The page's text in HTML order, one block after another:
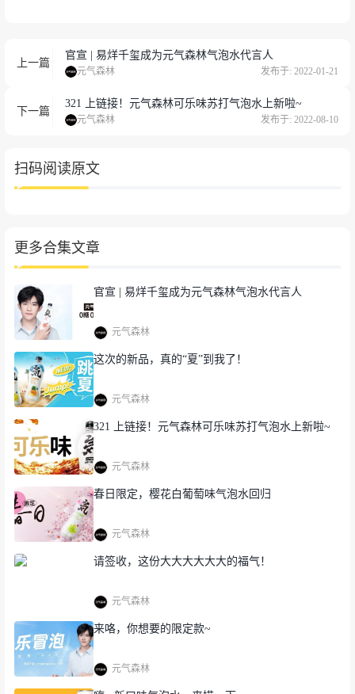
上一篇
官宣 | 易烊千玺成为元气森林气泡水代言人
元气森林 发布于: 2022-01-21
下一篇
321 上链接！元气森林可乐味苏打气泡水上新啦~
元气森林 发布于: 2022-08-10
扫码阅读原文
更多合集文章
官宣 | 易烊千玺成为元气森林气泡水代言人
元气森林
这次的新品，真的“夏”到我了！
元气森林
321 上链接！元气森林可乐味苏打气泡水上新啦~
元气森林
春日限定，樱花白葡萄味气泡水回归
元气森林
请签收，这份大大大大大大的福气！
元气森林
来咯，你想要的限定款~
元气森林